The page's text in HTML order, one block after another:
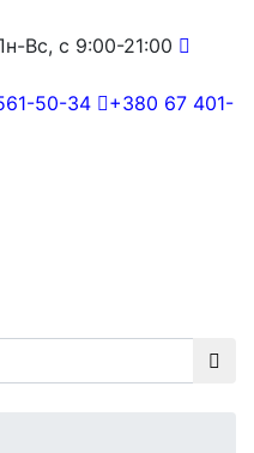
Вс, с 9:00-21:00
50-34
+380 67 401-